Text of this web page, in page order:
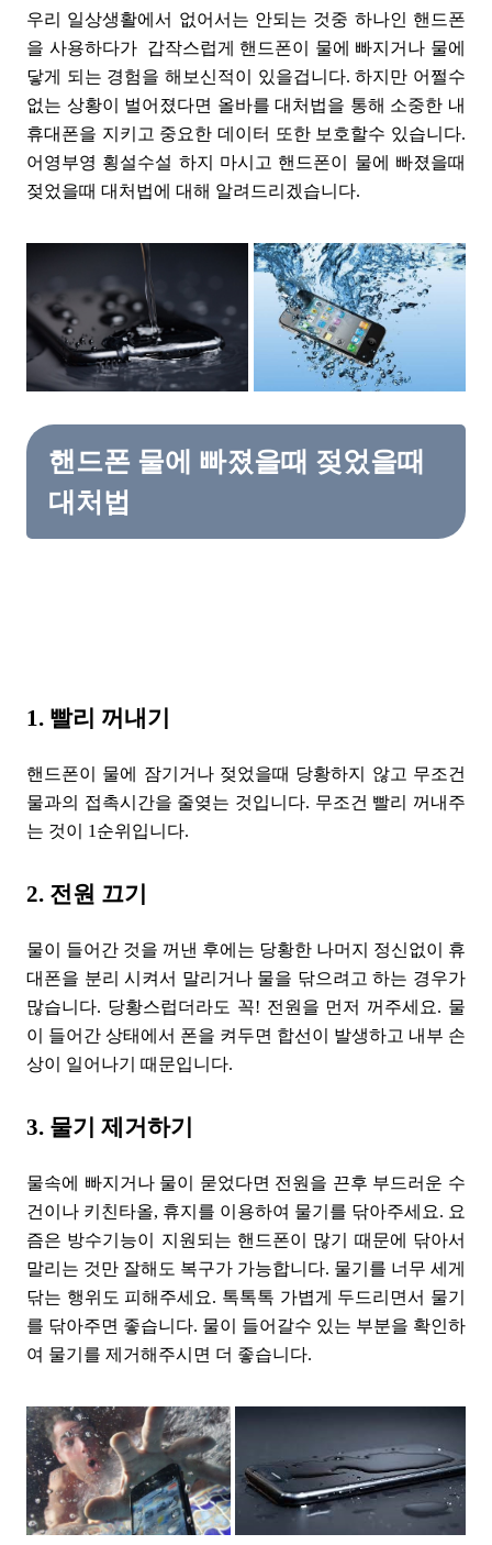
우리 일상생활에서 없어서는 안되는 것중 하나인 핸드폰
을 사용하다가 갑작스럽게 핸드폰이 물에 빠지거나 물에
닿게 되는 경험을 해보신적이 있을겁니다. 하지만 어쩔수
없는 상황이 벌어졌다면 올바를 대처법을 통해 소중한 내
휴대폰을 지키고 중요한 데이터 또한 보호할수 있습니다.
어영부영 횡설수설 하지 마시고 핸드폰이 물에 빠졌을때
젖었을때 대처법에 대해 알려드리겠습니다.
핸드폰 물에 빠졌을때 젖었을때
대처법
1. 빨리 꺼내기
핸드폰이 물에 잠기거나 젖었을때 당황하지 않고 무조건
물과의 접촉시간을 줄옂는 것입니다. 무조건 빨리 꺼내주
는 것이 1순위입니다.
2. 전원 끄기
물이 들어간 것을 꺼낸 후에는 당황한 나머지 정신없이 휴
대폰을 분리 시켜서 말리거나 물을 닦으려고 하는 경우가
많습니다. 당황스럽더라도 꼭! 전원을 먼저 꺼주세요. 물
이 들어간 상태에서 폰을 켜두면 합선이 발생하고 내부 손
상이 일어나기 때문입니다.
3. 물기 제거하기
물속에 빠지거나 물이 묻었다면 전원을 끈후 부드러운 수
건이나 키친타올, 휴지를 이용하여 물기를 닦아주세요. 요
즘은 방수기능이 지원되는 핸드폰이 많기 때문에 닦아서
말리는 것만 잘해도 복구가 가능합니다. 물기를 너무 세게
닦는 행위도 피해주세요. 톡톡톡 가볍게 두드리면서 물기
를 닦아주면 좋습니다. 물이 들어갈수 있는 부분을 확인하
여 물기를 제거해주시면 더 좋습니다.